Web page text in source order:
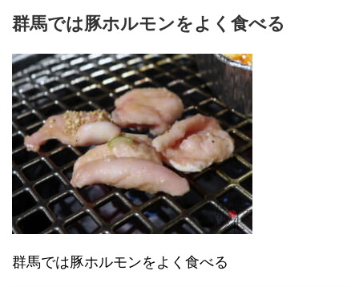
群馬では豚ホルモンをよく食べる
群馬では豚ホルモンをよく食べる